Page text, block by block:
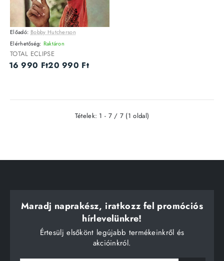
VINYL
Előadó: Bobby Hutcherson
Elérhetőség: Raktáron
TOTAL ECLIPSE
16 990 Ft20 990 Ft
Tételek: 1 - 7 / 7 (1 oldal)
Maradj naprakész, iratkozz fel promóciós
hírlevelünkre!
Értesülj elsőkönt legújabb termékeinkről és
akcióinkról.